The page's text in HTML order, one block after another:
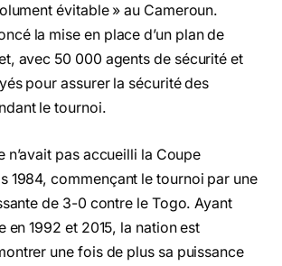
évitable » au Cameroun.
la mise en place d’un plan de
avec 50 000 agents de sécurité et
pour assurer la sécurité des
le tournoi.
n’avait pas accueilli la Coupe
1984, commençant le tournoi par une
de 3-0 contre le Togo. Ayant
en 1992 et 2015, la nation est
une fois de plus sa puissance